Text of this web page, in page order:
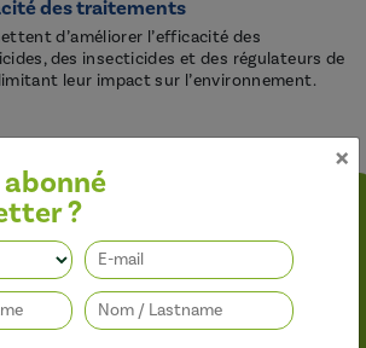
des traitements
d’améliorer l’efficacité des
des insecticides et des régulateurs de
leur impact sur l’environnement.
×
?